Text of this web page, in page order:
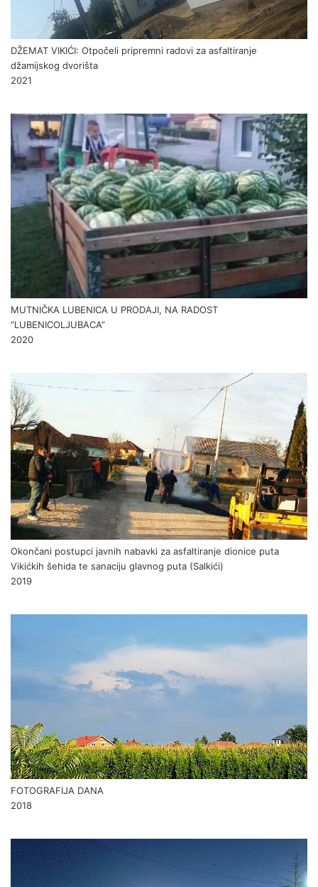
DŽEMAT VIKIĆI: Otpočeli pripremni radovi za asfaltiranje
džamijskog dvorišta
2021
MUTNIČKA LUBENICA U PRODAJI, NA RADOST
“LUBENICOLJUBACA”
2020
Okončani postupci javnih nabavki za asfaltiranje dionice puta
Vikićkih šehida te sanaciju glavnog puta (Salkići)
2019
FOTOGRAFIJA DANA
2018